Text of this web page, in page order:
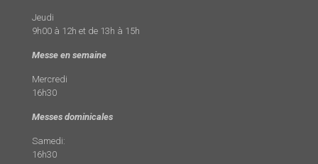
Jeudi
9h00 à 12h et de 13h à 15h
Messe en semaine
Mercredi
16h30
Messes dominicales
Samedi:
16h30